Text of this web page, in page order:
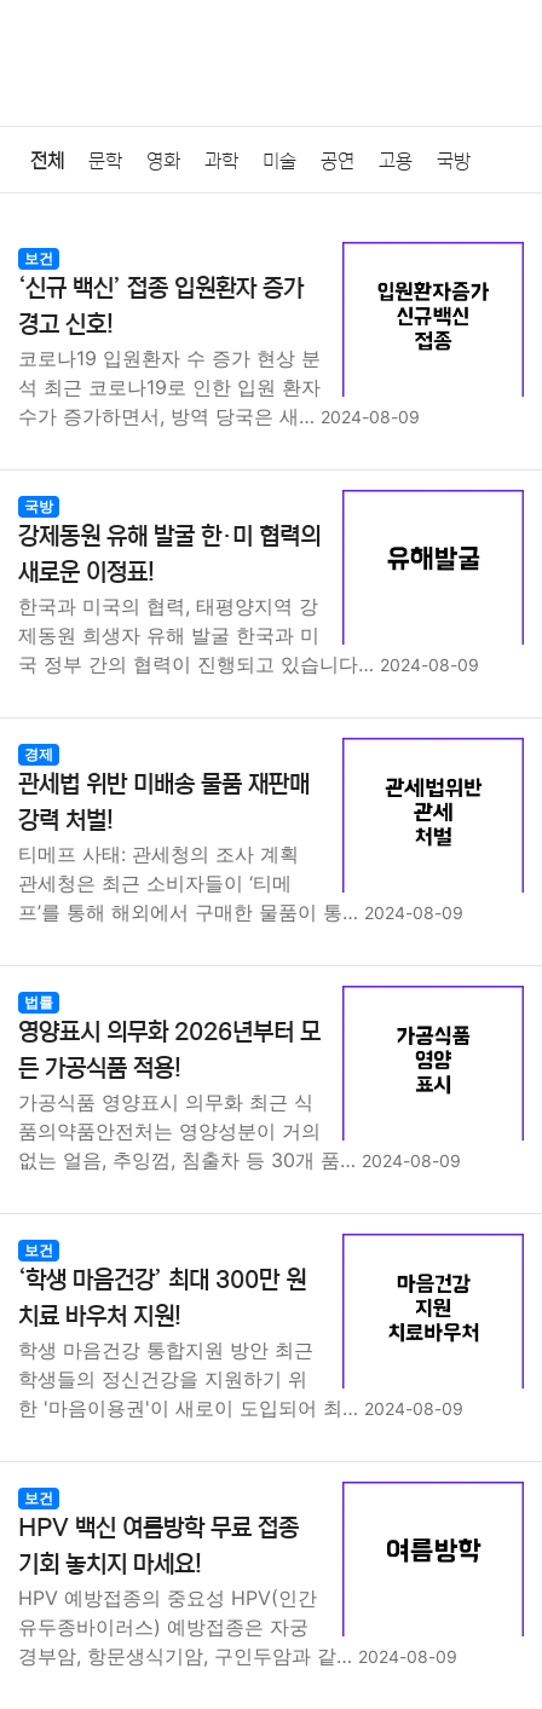
전체 문학 영화 과학 미술 공연 고용 국방
질병 가요 방송 일상 주식 암호화폐 블록체인
결혼 육아 반려동물 패션 미용
요리 상품리뷰 원예 금융 게임 스포츠
대출 IT 컴퓨터 기술
종교 사회 정치 경제 마케팅
부동산 외국어 교육 교통 생활
보건
‘신규 백신’ 접종 입원환자 증가
경고 신호!
코로나19 입원환자 수 증가 현상 분
석 최근 코로나19로 인한 입원 환자
수가 증가하면서, 방역 당국은 새… 2024-08-09
국방
강제동원 유해 발굴 한·미 협력의
새로운 이정표!
한국과 미국의 협력, 태평양지역 강
제동원 희생자 유해 발굴 한국과 미
국 정부 간의 협력이 진행되고 있습니다… 2024-08-09
경제
관세법 위반 미배송 물품 재판매
강력 처벌!
티메프 사태: 관세청의 조사 계획
관세청은 최근 소비자들이 ‘티메
프’를 통해 해외에서 구매한 물품이 통… 2024-08-09
법률
영양표시 의무화 2026년부터 모
든 가공식품 적용!
가공식품 영양표시 의무화 최근 식
품의약품안전처는 영양성분이 거의
없는 얼음, 추잉껌, 침출차 등 30개 품… 2024-08-09
보건
‘학생 마음건강’ 최대 300만 원
치료 바우처 지원!
학생 마음건강 통합지원 방안 최근
학생들의 정신건강을 지원하기 위
한 '마음이용권'이 새로이 도입되어 최… 2024-08-09
보건
HPV 백신 여름방학 무료 접종
기회 놓치지 마세요!
HPV 예방접종의 중요성 HPV(인간
유두종바이러스) 예방접종은 자궁
경부암, 항문생식기암, 구인두암과 같… 2024-08-09